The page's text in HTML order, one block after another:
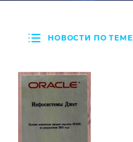
НОВОСТИ ПО ТЕМЕ